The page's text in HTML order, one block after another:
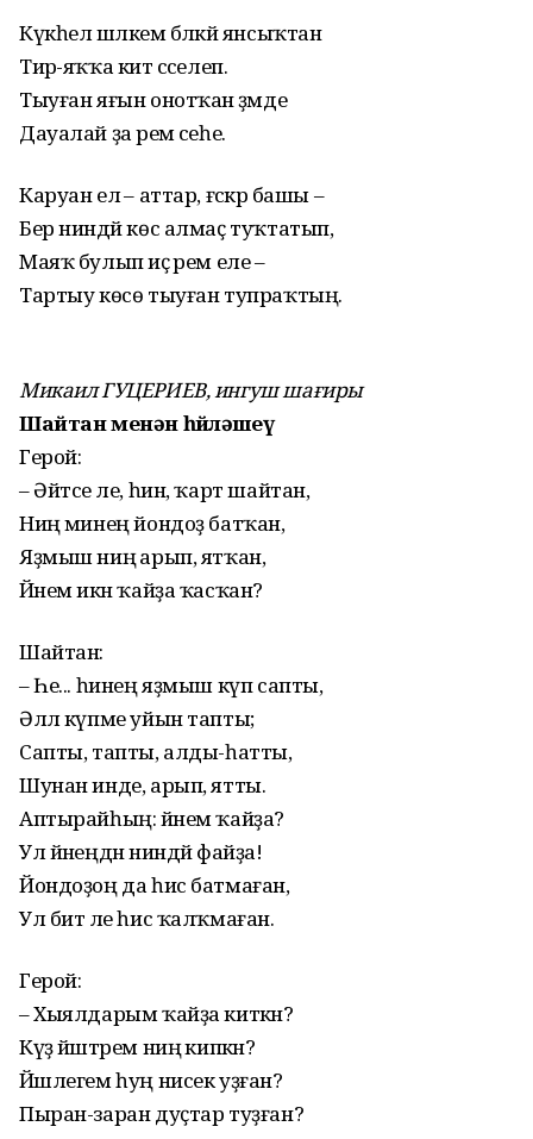
Күкһел шәлкем бәләкәй янсыҡтан
Тирә-яҡҡа китә сәселеп.
Тыуған яғын онотҡан әҙәмде
Дауалай ҙа әрем әсеһе.
Каруан елә – аттар, ғәскәр башы –
Бер ниндәй көс алмаҫ туҡтатып,
Маяҡ булып иҫә әрем еле –
Тартыу көсө тыуған тупраҡтың.
Микаил ГУЦЕРИЕВ, ингуш шағиры
Шайтан менән һөйләшеү
Герой:
– Әйтсе әле, һин, ҡарт шайтан,
Ниңә минең йондоҙ батҡан,
Яҙмыш ниңә арып, ятҡан,
Йәнем икән ҡайҙа ҡасҡан?
Шайтан:
– Һе... һинең яҙмыш күп сапты,
Әллә күпме уйын тапты;
Сапты, тапты, алды-һатты,
Шунан инде, арып, ятты.
Аптырайһың: йәнем ҡайҙа?
Ул йәнеңдән ниндәй файҙа!
Йондоҙоң да һис батмаған,
Ул бит әле һис ҡалҡмаған.
Герой:
– Хыялдарым ҡайҙа киткән?
Күҙ йәштәрем ниңә кипкән?
Йәшлегем һуң нисек уҙған?
Пыран-заран дуҫтар туҙған?